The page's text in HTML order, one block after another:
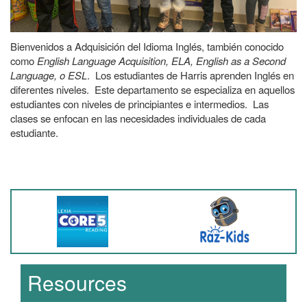
Bienvenidos a Adquisición del Idioma Inglés, también conocido
como English Language Acquisition, ELA, English as a Second
Language, o ESL. Los estudiantes de Harris aprenden Inglés en
diferentes niveles. Este departamento se especializa en aquellos
estudiantes con niveles de principiantes e intermedios. Las
clases se enfocan en las necesidades individuales de cada
estudiante.
Resources